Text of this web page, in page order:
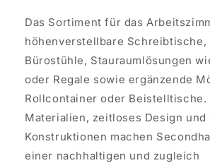
Das Sortiment für das
höhenverstellbare Schreibtische,
Bürostühle, Stauraumlösungen
oder Regale sowie ergänzende
Rollcontainer oder Beistelltische.
Materialien, zeitloses Design und
Konstruktionen machen
einer nachhaltigen und zugleich